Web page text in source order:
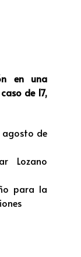
en una
de 17,
agosto de
Lozano
para la